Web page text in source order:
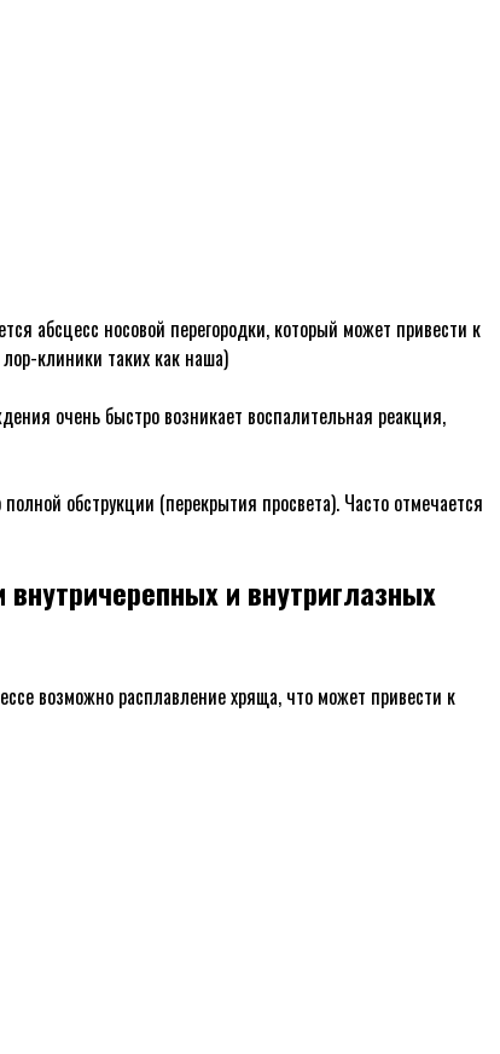
абсцесс носовой перегородки, который может привести к
клиники таких как наша)
очень быстро возникает воспалительная реакция,
обструкции (перекрытия просвета). Часто отмечается
и внутриглазных
возможно расплавление хряща, что может привести к